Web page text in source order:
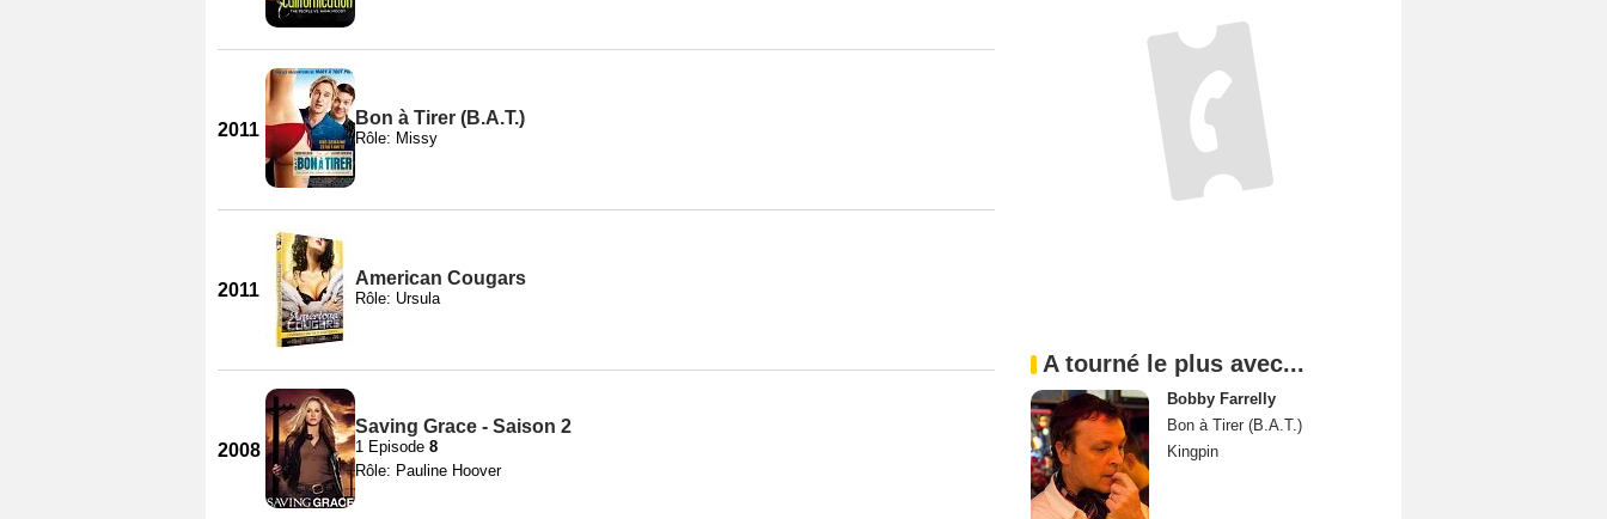
2011
Bon à Tirer (B.A.T.)
Rôle: Missy
2011
American Cougars
Rôle: Ursula
2008
Saving Grace - Saison 2
1 Episode 8
Rôle: Pauline Hoover
A tourné le plus avec...
Bobby Farrelly
Bon à Tirer (B.A.T.)
Kingpin